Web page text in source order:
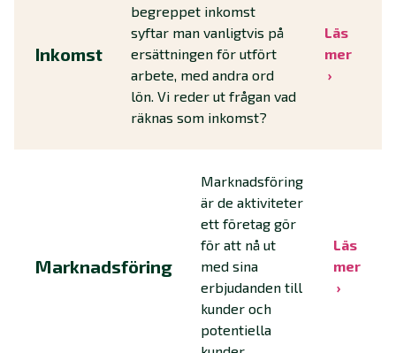
Inkomst
begreppet inkomst
syftar man vanligtvis på
ersättningen för utfört
arbete, med andra ord
lön. Vi reder ut frågan vad
räknas som inkomst?
Läs
mer
Marknadsföring
Marknadsföring
är de aktiviteter
ett företag gör
för att nå ut
med sina
erbjudanden till
kunder och
potentiella
Läs
mer